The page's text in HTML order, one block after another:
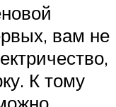
вам не
К тому